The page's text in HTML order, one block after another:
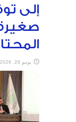
إلى
يونيو 28, 2026